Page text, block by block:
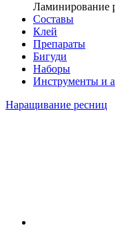
Ламинирование
Составы
Клей
Препараты
Бигуди
Наборы
Инструменты и
Наращивание ресниц